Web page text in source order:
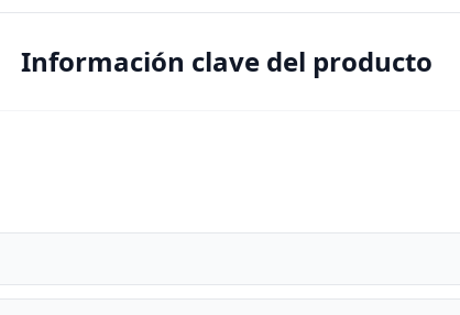
Información clave del producto